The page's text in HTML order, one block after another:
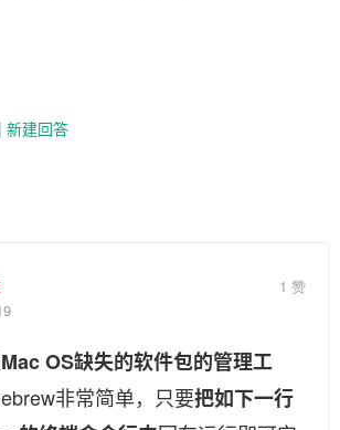
| 新建回答
1 赞
OS缺失的软件包的管理工
非常简单，只要把如下一行